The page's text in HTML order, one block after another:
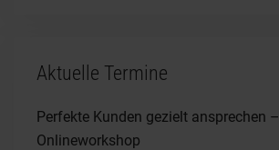
Aktuelle Termine
Perfekte Kunden gezielt ansprechen –
Onlineworkshop